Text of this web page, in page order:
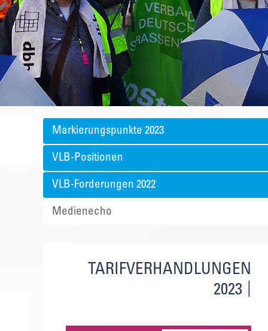
Markierungspunkte 2023
VLB-Positionen
VLB-Forderungen 2022
Medienecho
TARIFVERHANDLUNGEN
2023